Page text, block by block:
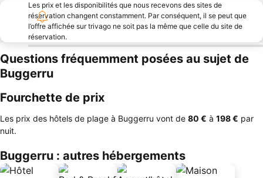
Les prix et les disponibilités que nous recevons des sites de
réservation changent constamment. Par conséquent, il se peut que
l’offre affichée sur trivago ne soit pas la même que celle du site de
réservation.
Questions fréquemment posées au sujet de
Buggerru
Fourchette de prix
Les prix des hôtels de plage à Buggerru vont de ‎80 € à ‎198 € par
nuit.
Buggerru : autres hébergements